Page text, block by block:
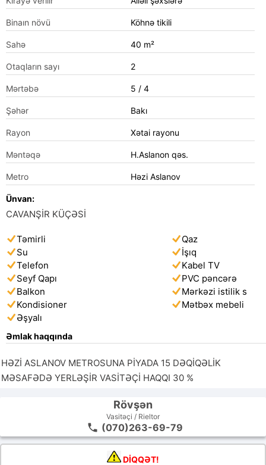
Binaın növü Köhnə tikili
Sahə 40 m²
Otaqların sayı 2
Mərtəbə 5 / 4
Şəhər Bakı
Rayon Xətai rayonu
Məntəqə H.Aslanon qəs.
Metro Həzi Aslanov
Ünvan:
CAVANŞİR KÜÇƏSİ
Təmirli
Qaz
Su
İşıq
Telefon
Kabel TV
Seyf Qapı
PVC pəncərə
Balkon
Mərkəzi istilik s
Kondisioner
Mətbəx mebeli
Əşyalı
Əmlak haqqında
HƏZİ ASLANOV METROSUNA PİYADA 15 DƏQİQƏLİK
MƏSAFƏDƏ YERLƏŞİR VASİTƏÇİ HAQQI 30 %
Rövşən
Vasitəçi / Rieltor
(070)263-69-79
DİQQƏT!